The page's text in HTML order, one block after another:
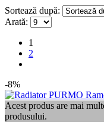
Sortează după:
Arată:
1
2
-8%
Acest produs are mai
produsului.